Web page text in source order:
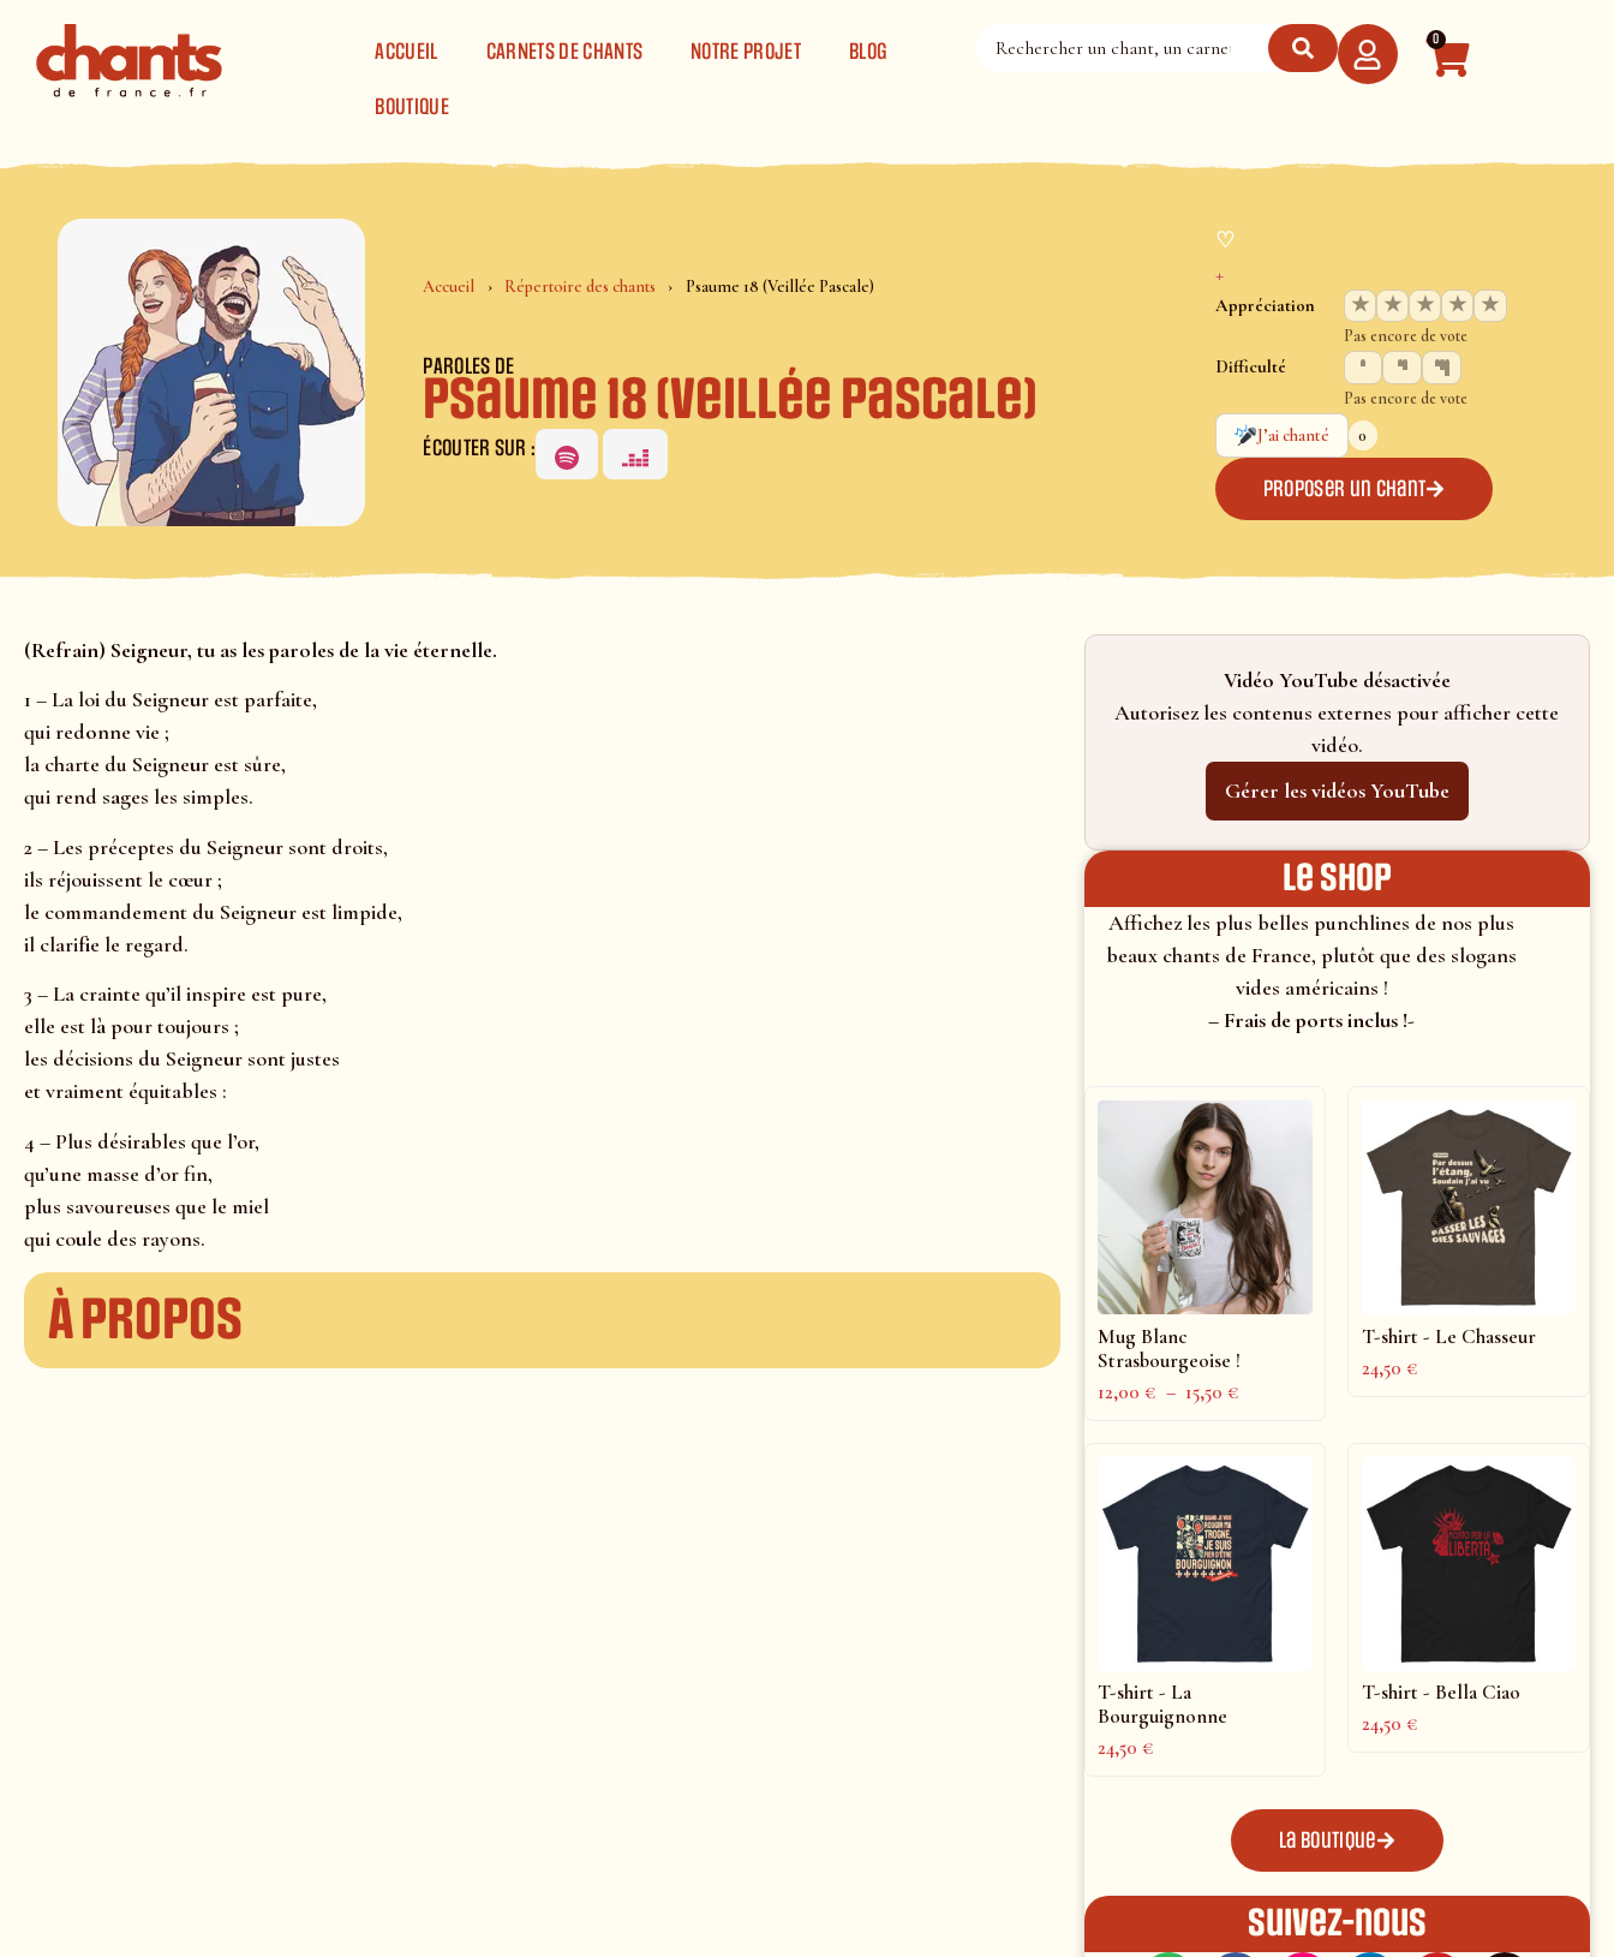
ACCUEIL
CARNETS DE CHANTS NOTRE PROJET BLOG
BOUTIQUE
0
Accueil Répertoire des chants Psaume 18 (Veillée Pascale)
PAROLES DE
Psaume 18 (Veillée Pascale)
ÉCOUTER SUR :
♡
+
Appréciation ★ ★ ★ ★ ★
Pas encore de vote
Difficulté
Pas encore de vote
J’ai chanté
0
Proposer un chant
(Refrain) Seigneur, tu as les paroles de la vie éternelle.
1 – La loi du Seigneur est parfaite,
qui redonne vie ;
la charte du Seigneur est sûre,
qui rend sages les simples.
2 – Les préceptes du Seigneur sont droits,
ils réjouissent le cœur ;
le commandement du Seigneur est limpide,
il clarifie le regard.
3 – La crainte qu’il inspire est pure,
elle est làpour toujours ;
les décisions du Seigneur sont justes
et vraiment équitables :
4 – Plus désirables que l’or,
qu’une masse d’or fin,
plus savoureuses que le miel
qui coule des rayons.
À propos
Vidéo YouTube désactivée
Autorisez les contenus externes pour afficher cette
vidéo.
Gérer les vidéos YouTube
le shop
Affichez les plus belles punchlines de nos plus
beaux chants de France, plutôt que des slogans
vides américains !
– Frais de ports inclus !-
Mug Blanc
Strasbourgeoise !
12,00€ – 15,50€
T-shirt - Le Chasseur
24,50€
T-shirt - La
Bourguignonne
24,50€
T-shirt - Bella Ciao
24,50€
La boutique
Suivez-nous